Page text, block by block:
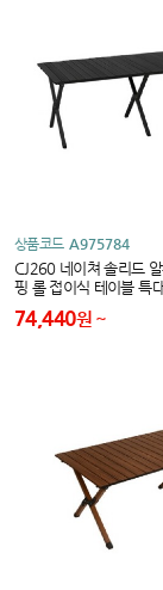
상품코드 A975784
CJ260 네이쳐 솔리드
핑 롤 접이식 테이블 특
74,440원